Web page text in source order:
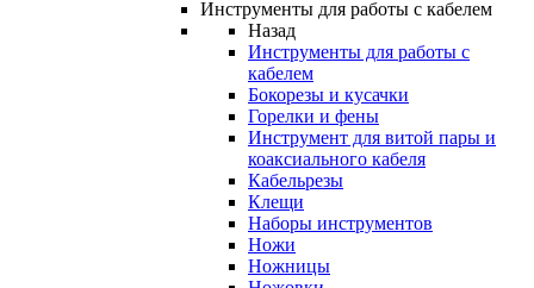
Инструменты для работы с кабелем
Назад
Инструменты для работы с
кабелем
Бокорезы и кусачки
Горелки и фены
Инструмент для витой пары и
коаксиального кабеля
Кабельрезы
Клещи
Наборы инструментов
Ножи
Ножницы